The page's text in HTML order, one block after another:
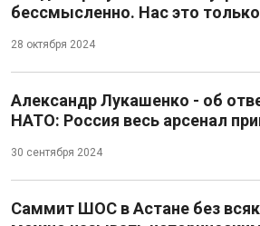
бессмысленно. Нас это
28 октября 2024
Александр Лукашенко - об
НАТО: Россия весь арсенал
30 сентября 2024
Саммит ШОС в Астане без